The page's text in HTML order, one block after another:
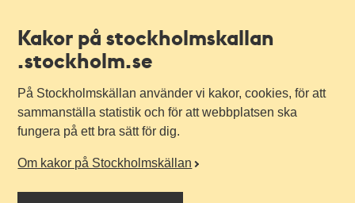
Kakor på stockholmskallan
.stockholm.se
På Stockholmskällan använder vi kakor, cookies, för att
sammanställa statistik och för att webbplatsen ska
fungera på ett bra sätt för dig.
Om kakor på Stockholmskällan